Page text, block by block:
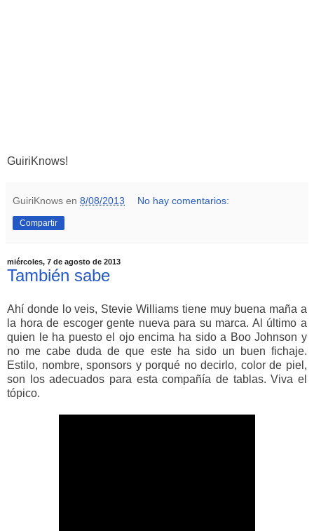
GuiriKnows!
GuiriKnows en 8/08/2013 No hay comentarios:
Compartir
miércoles, 7 de agosto de 2013
También sabe
Ahí donde lo veis, Stevie Williams tiene muy buena maña a
la hora de escoger gente nueva para su marca. Al último a
quien le ha puesto el ojo encima ha sido a Boo Johnson y
no me cabe duda de que este ha sido un buen fichaje.
Estilo, nombre, sponsors y porqué no decirlo, color de piel,
son los adecuados para esta compañía de tablas. Viva el
tópico.